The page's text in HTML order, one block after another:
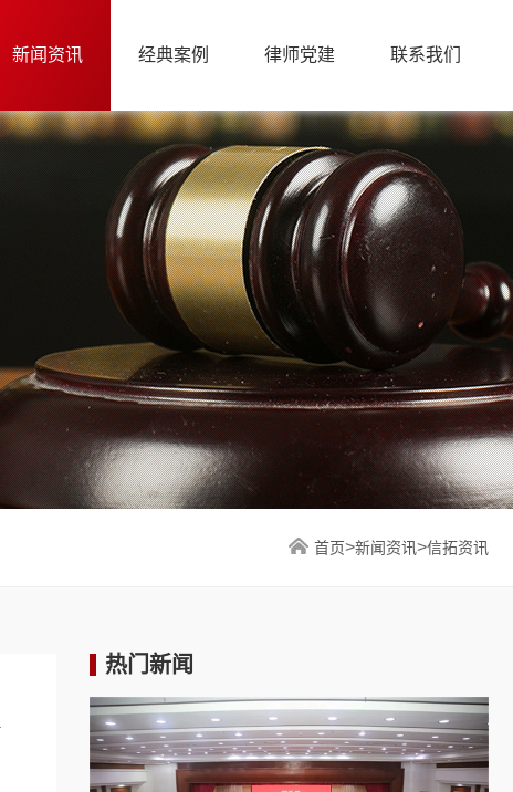
新闻资讯 经典案例 律师党建 联系我们
首页>新闻资讯>信拓资讯
热门新闻